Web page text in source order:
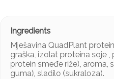
Mješavina QuadPlant
graška, izolat proteina soje
protein smeđe riže), aroma,
guma), sladilo (sukraloza).